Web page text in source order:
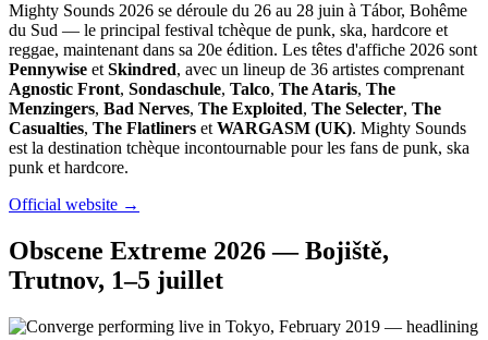
Mighty Sounds 2026 se déroule du 26 au 28 juin à Tábor, Bohême
du Sud — le principal festival tchèque de punk, ska, hardcore et
reggae, maintenant dans sa 20e édition. Les têtes d'affiche 2026 sont
Pennywise et Skindred, avec un lineup de 36 artistes comprenant
Agnostic Front, Sondaschule, Talco, The Ataris, The
Menzingers, Bad Nerves, The Exploited, The Selecter, The
Casualties, The Flatliners et WARGASM (UK). Mighty Sounds
est la destination tchèque incontournable pour les fans de punk, ska
punk et hardcore.
Official website →
Obscene Extreme 2026 — Bojiště,
Trutnov, 1–5 juillet